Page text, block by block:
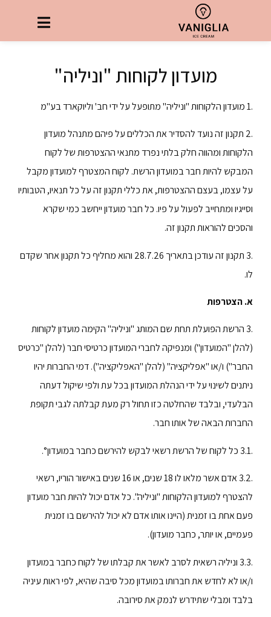
מועדון לקוחות "וניליה"
.1 מועדון הלקוחות "וניליה" מתופעל על ידי חב' וליוקארד בע"מ
.2 תקנון זה נועד להסדיר את הכללים על פיהם מתנהל מועדון
הלקוחות ומהווה חלק בלתי נפרד מתנאי ההצטרפות של לקוח
המבקש להיות חבר במועדון הרשת. לקוח המצטרף למועדון מקבל
על עצמו, בעצם ההצטרפות, את כללי תקנון זה על כל תנאיו, הטבותיו
וסייגיו ומתחייב לפעול על פיו. כל חבר מועדון ייחשב כמי שקרא
והסכים להוראות תקנון זה.
.3 תקנון זה עודכן בתאריך 28.7.26 והוא מחליף כל תקנון אחר שקדם
לו.
א. הצטרפות
.3 הרשת הפועלת תחת שם המותג "וניליה" הקימה מועדון לקוחות
(להלן "המועדון") ומנפיקה לחברי המועדון כרטיסי חבר (להלן "כרטיס
החבר") ו/או "אפליקציה" (להלן "האפליקציה"). דמי החברות יהיו
ניתנים לשינוי על ידי הנהלת המועדון בכל עת ולפי שיקול דעתה
הבלעדי, ובלבד שהחלטה כזו תחול רק מעת קבלתה לגבי תקופת
החברות הבאה של אותו חבר.
.3.1 כל לקוח של הרשת רשאי לבקש להירשם כחבר במועדון°.
.3.2 אדם אשר מלאו לו 18 שנים, או 16 שנים באישור הוריו, רשאי
להצטרף למועדון הלקוחות "וניליה". כל אדם יכול להיות חבר מועדון
פעם אחת בו זמנית (היינו אותו אדם לא יכול להירשם בו זמנית
פעמיים, או יותר, כחבר מועדון).
.3.3 וניליה רשאית לסרב לאשר את קבלתו של לקוח כחבר במועדון
ו/או לא לחדש את חברותו במועדון מכל סיבה שהיא, לפי ראות עיניה
בלבד ומבלי שתידרש לנמק את סירובה.